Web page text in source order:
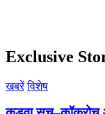
Exclusive
खबरें विशेष